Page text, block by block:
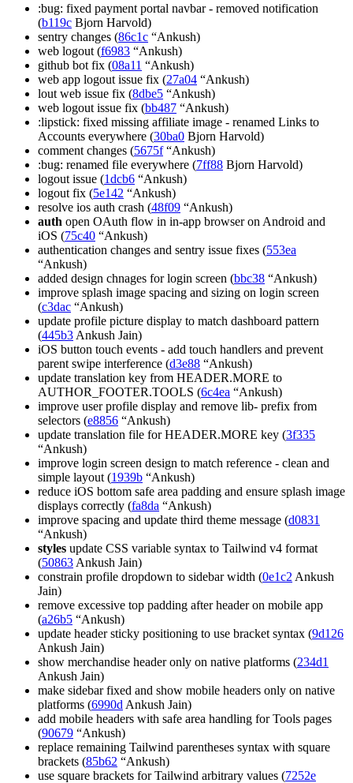
:bug: fixed payment portal navbar - removed notification
(b119c Bjorn Harvold)
sentry changes (86c1c “Ankush)
web logout (f6983 “Ankush)
github bot fix (08a11 “Ankush)
web app logout issue fix (27a04 “Ankush)
lout web issue fix (8dbe5 “Ankush)
web logout issue fix (bb487 “Ankush)
:lipstick: fixed missing affiliate image - renamed Links to
Accounts everywhere (30ba0 Bjorn Harvold)
comment changes (5675f“Ankush)
:bug: renamed file everywhere (7ff88 Bjorn Harvold)
logout issue (1dcb6 “Ankush)
logout fix (5e142 “Ankush)
resolve ios auth crash (48f09 “Ankush)
auth open OAuth flow in in-app browser on Android and
iOS (75c40 “Ankush)
authentication changes and sentry issue fixes (553ea
“Ankush)
added design chnages for login screen (bbc38 “Ankush)
improve splash image spacing and sizing on login screen
(c3dac “Ankush)
update profile picture display to match dashboard pattern
(445b3 Ankush Jain)
iOS button touch events - add touch handlers and prevent
parent swipe interference (d3e88 “Ankush)
update translation key from HEADER.MORE to
AUTHOR_FOOTER.TOOLS (6c4ea “Ankush)
improve user profile display and remove lib- prefix from
selectors (e8856 “Ankush)
update translation file for HEADER.MORE key (3f335
“Ankush)
improve login screen design to match reference - clean and
simple layout (1939b “Ankush)
reduce iOS bottom safe area padding and ensure splash image
displays correctly (fa8da “Ankush)
improve spacing and update third theme message (d0831
“Ankush)
styles update CSS variable syntax to Tailwind v4 format
(50863 Ankush Jain)
constrain profile dropdown to sidebar width (0e1c2 Ankush
Jain)
remove excessive top padding after header on mobile app
(a26b5 “Ankush)
update header sticky positioning to use bracket syntax (9d126
Ankush Jain)
show merchandise header only on native platforms (234d1
Ankush Jain)
make sidebar fixed and show mobile headers only on native
platforms (6990d Ankush Jain)
add mobile headers with safe area handling for Tools pages
(90679 “Ankush)
replace remaining Tailwind parentheses syntax with square
brackets (85b62 “Ankush)
use square brackets for Tailwind arbitrary values (7252e